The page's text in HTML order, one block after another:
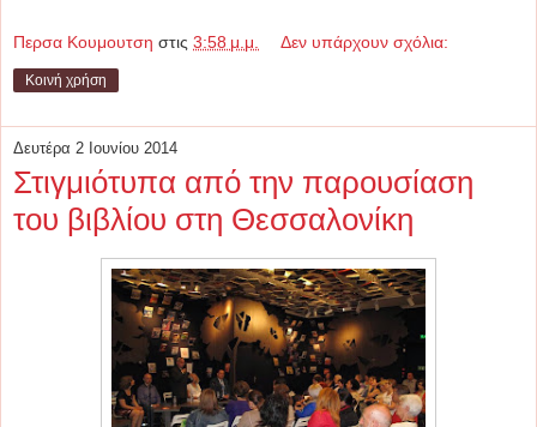
Περσα Κουμουτση στις 3:58 μ.μ. Δεν υπάρχουν σχόλια:
Κοινή χρήση
Δευτέρα 2 Ιουνίου 2014
Στιγμιότυπα από την παρουσίαση
τoυ βιβλίου στη Θεσσαλονίκη